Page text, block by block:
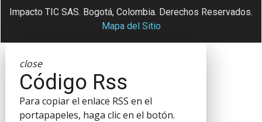
Impacto TIC SAS. Bogotá, Colombia. Derechos Reservados.
Mapa del Sitio
close
Código Rss
Para copiar el enlace RSS en el
portapapeles, haga clic en el botón.